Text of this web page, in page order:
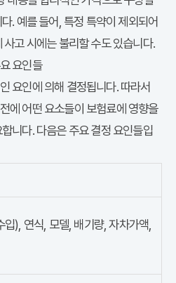
. 예를 들어, 특정 특약이 제외되어
고 시에는 불리할 수도 있습니다.
요인들
요인에 의해 결정됩니다. 따라서
에 어떤 요소들이 보험료에 영향을
니다. 다음은 주요 결정 요인들입
), 연식, 모델, 배기량, 자차가액,